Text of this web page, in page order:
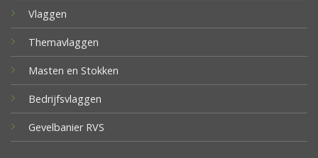
Vlaggen
Themavlaggen
Masten en Stokken
Bedrijfsvlaggen
Gevelbanier RVS